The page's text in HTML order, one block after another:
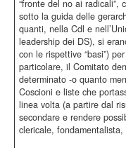
“fronte del no ai radicali”,
sotto la guida delle
quanti, nella Cdl e
leadership dei DS), si
con le rispettive “basi”)
particolare, il Comitato
determinato -o quanto
Coscioni e liste che
linea volta (a partire dal
secondare e rendere
clericale, fondamentalista,